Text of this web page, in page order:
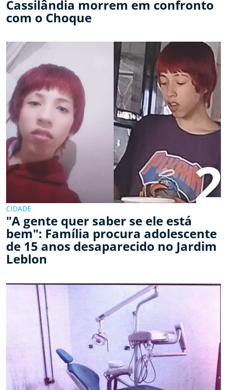
Cassilândia morrem em confronto
com o Choque
2
CIDADE
"A gente quer saber se ele está
bem": Família procura adolescente
de 15 anos desaparecido no Jardim
Leblon